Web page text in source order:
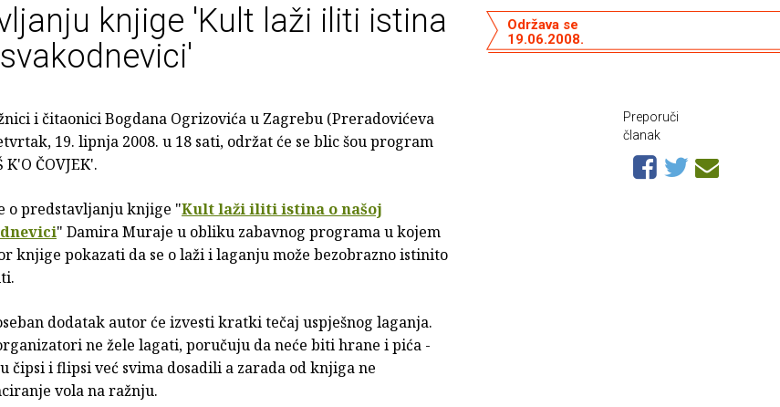
knjige 'Kult laži iliti istina
Održava se
19.06.2008.
i čitaonici Bogdana Ogrizovića u Zagrebu (Preradovićeva
19. lipnja 2008. u 18 sati, održat će se blic šou program
K'O ČOVJEK'.
o predstavljanju knjige "Kult laži iliti istina o našoj
" Damira Muraje u obliku zabavnog programa u kojem
knjige pokazati da se o laži i laganju može bezobrazno istinito
dodatak autor će izvesti kratki tečaj uspješnog laganja.
ne žele lagati, poručuju da neće biti hrane i pića -
čipsi i flipsi već svima dosadili a zarada od knjiga ne
vola na ražnju.
Preporuči
članak